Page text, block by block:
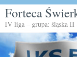
Forteca
IV liga – grupa: śląska II